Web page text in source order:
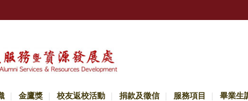
金鷹獎 校友返校活動 捐款及徵信 服務項目 畢業生